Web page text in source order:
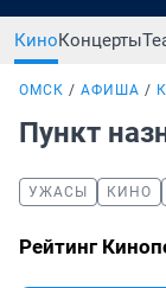
КиноКонцерты
ОМСК АФИША
Пункт
УЖАСЫ КИНО
Рейтинг